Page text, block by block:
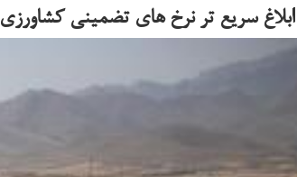
سریع تر نرخ های تضمینی كشاورزی